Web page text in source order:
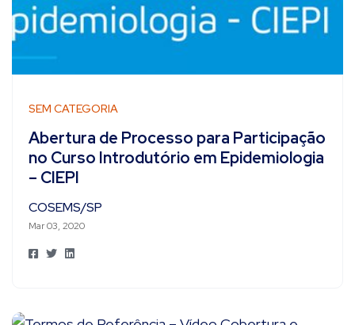
SEM CATEGORIA
Abertura de Processo para Participação
no Curso Introdutório em Epidemiologia
– CIEPI
COSEMS/SP
Mar 03, 2020